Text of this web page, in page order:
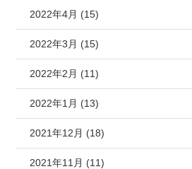
2022年4月 (15)
2022年3月 (15)
2022年2月 (11)
2022年1月 (13)
2021年12月 (18)
2021年11月 (11)